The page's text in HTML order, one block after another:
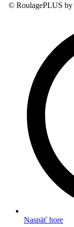
© RoulagePLUS by
Naspäť hore